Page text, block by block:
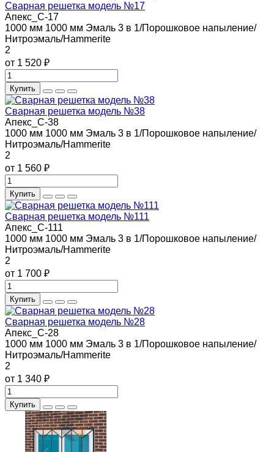
Сварная решетка модель №17
Апекс_С-17
1000 мм 1000 мм Эмаль 3 в 1/Порошковое напыление/
Нитроэмаль/Hammerite
2
от 1 520 ₽
Купить
Сварная решетка модель №38
Апекс_С-38
1000 мм 1000 мм Эмаль 3 в 1/Порошковое напыление/
Нитроэмаль/Hammerite
2
от 1 560 ₽
Купить
Сварная решетка модель №111
Апекс_С-111
1000 мм 1000 мм Эмаль 3 в 1/Порошковое напыление/
Нитроэмаль/Hammerite
2
от 1 700 ₽
Купить
Сварная решетка модель №28
Апекс_С-28
1000 мм 1000 мм Эмаль 3 в 1/Порошковое напыление/
Нитроэмаль/Hammerite
2
от 1 340 ₽
Купить